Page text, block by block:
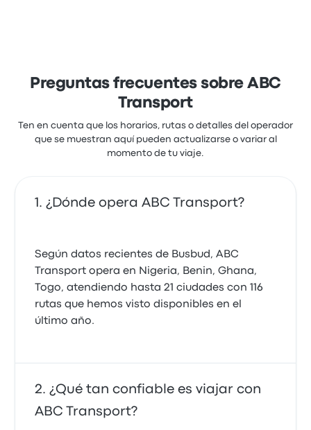
Preguntas frecuentes sobre ABC
Transport
Ten en cuenta que los horarios, rutas o detalles del operador
que se muestran aquí pueden actualizarse o variar al
momento de tu viaje.
¿Dónde opera ABC Transport?
Según datos recientes de Busbud, ABC
Transport opera en Nigeria, Benin, Ghana,
Togo, atendiendo hasta 21 ciudades con 116
rutas que hemos visto disponibles en el
último año.
¿Qué tan confiable es viajar con
ABC Transport?